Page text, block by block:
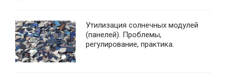
Утилизация солнечных модулей
(панелей). Проблемы,
регулирование, практика.